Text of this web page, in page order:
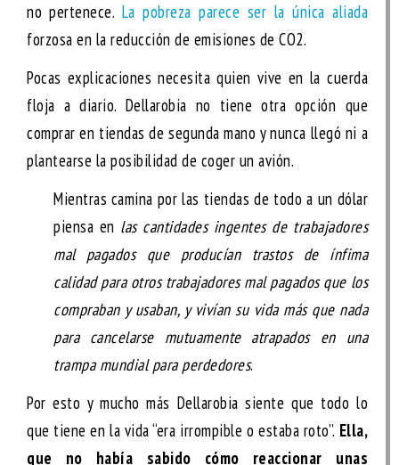
no pertenece. La pobreza parece ser la única aliada
forzosa en la reducción de emisiones de CO2.
Pocas explicaciones necesita quien vive en la cuerda
floja a diario. Dellarobia no tiene otra opción que
comprar en tiendas de segunda mano y nunca llegó ni a
plantearse la posibilidad de coger un avión.
Mientras camina por las tiendas de todo a un dólar
piensa en las cantidades ingentes de trabajadores
mal pagados que producían trastos de ínfima
calidad para otros trabajadores mal pagados que los
compraban y usaban, y vivían su vida más que nada
para cancelarse mutuamente atrapados en una
trampa mundial para perdedores.
Por esto y mucho más Dellarobia siente que todo lo
que tiene en la vida “era irrompible o estaba roto”. Ella,
que no había sabido cómo reaccionar unas